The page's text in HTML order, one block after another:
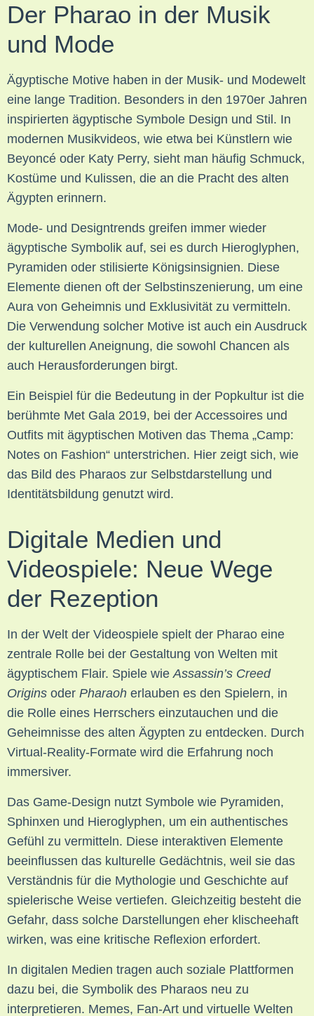
Der Pharao in der Musik
und Mode
Ägyptische Motive haben in der Musik- und Modewelt
eine lange Tradition. Besonders in den 1970er Jahren
inspirierten ägyptische Symbole Design und Stil. In
modernen Musikvideos, wie etwa bei Künstlern wie
Beyoncé oder Katy Perry, sieht man häufig Schmuck,
Kostüme und Kulissen, die an die Pracht des alten
Ägypten erinnern.
Mode- und Designtrends greifen immer wieder
ägyptische Symbolik auf, sei es durch Hieroglyphen,
Pyramiden oder stilisierte Königsinsignien. Diese
Elemente dienen oft der Selbstinszenierung, um eine
Aura von Geheimnis und Exklusivität zu vermitteln.
Die Verwendung solcher Motive ist auch ein Ausdruck
der kulturellen Aneignung, die sowohl Chancen als
auch Herausforderungen birgt.
Ein Beispiel für die Bedeutung in der Popkultur ist die
berühmte Met Gala 2019, bei der Accessoires und
Outfits mit ägyptischen Motiven das Thema „Camp:
Notes on Fashion“ unterstrichen. Hier zeigt sich, wie
das Bild des Pharaos zur Selbstdarstellung und
Identitätsbildung genutzt wird.
Digitale Medien und
Videospiele: Neue Wege
der Rezeption
In der Welt der Videospiele spielt der Pharao eine
zentrale Rolle bei der Gestaltung von Welten mit
ägyptischem Flair. Spiele wieAssassin’s Creed
Origins oder Pharaoh erlauben es den Spielern, in
die Rolle eines Herrschers einzutauchen und die
Geheimnisse des alten Ägypten zu entdecken. Durch
Virtual-Reality-Formate wird die Erfahrung noch
immersiver.
Das Game-Design nutzt Symbole wie Pyramiden,
Sphinxen und Hieroglyphen, um ein authentisches
Gefühl zu vermitteln. Diese interaktiven Elemente
beeinflussen das kulturelle Gedächtnis, weil sie das
Verständnis für die Mythologie und Geschichte auf
spielerische Weise vertiefen. Gleichzeitig besteht die
Gefahr, dass solche Darstellungen eher klischeehaft
wirken, was eine kritische Reflexion erfordert.
In digitalen Medien tragen auch soziale Plattformen
dazu bei, die Symbolik des Pharaos neu zu
interpretieren. Memes, Fan-Art und virtuelle Welten